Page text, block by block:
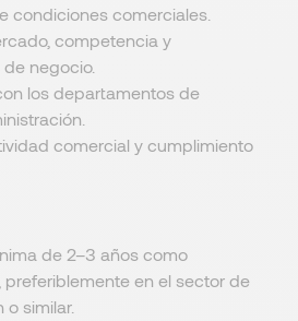
condiciones comerciales.
competencia y
negocio.
los departamentos de
comercial y cumplimiento
de 2–3 años como
preferiblemente en el sector de
similar.